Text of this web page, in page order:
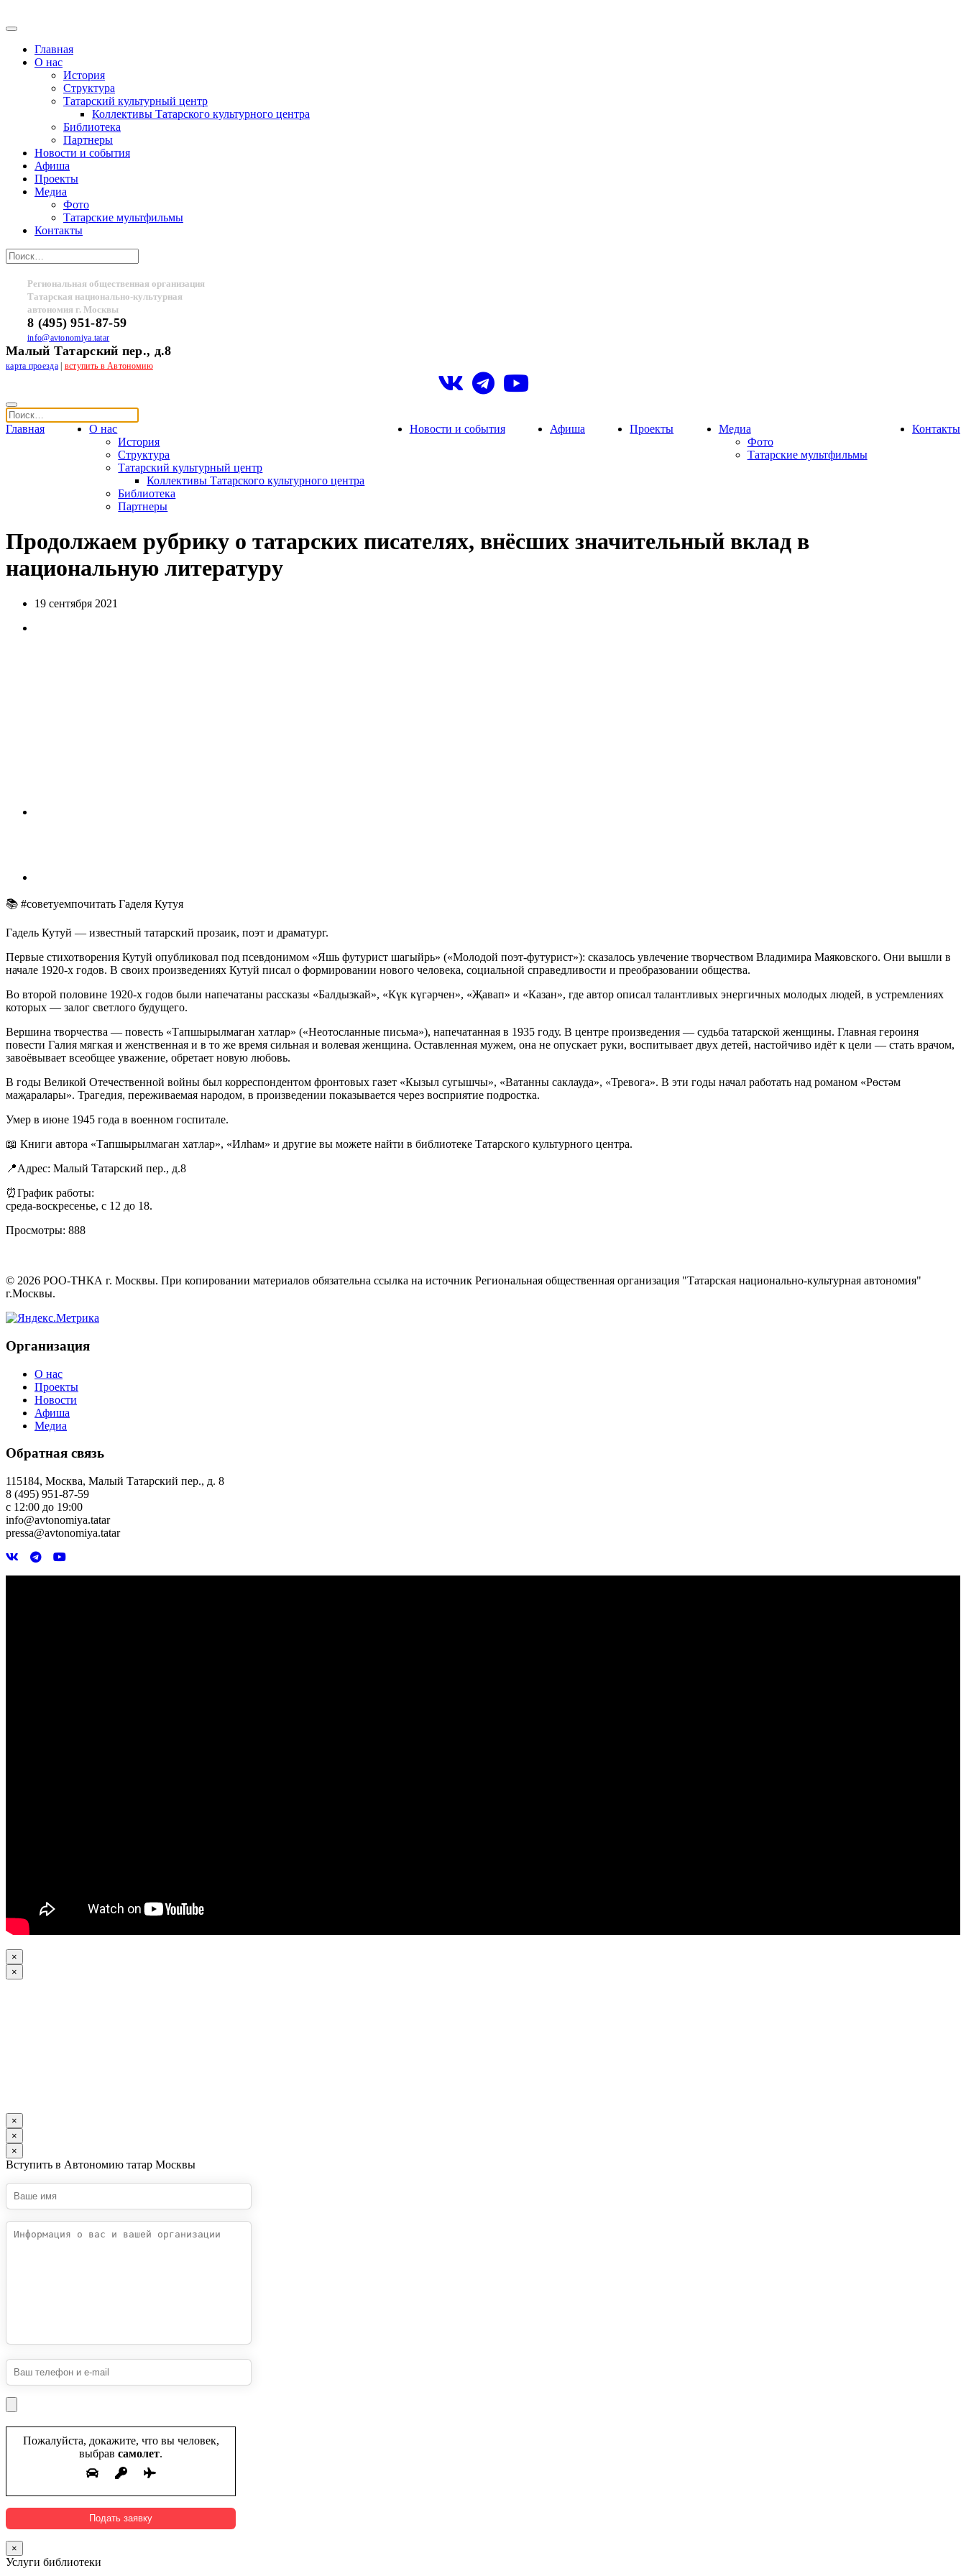
Главная
О нас
История
Структура
Татарский культурный центр
Коллективы Татарского культурного центра
Библиотека
Партнеры
Новости и события
Афиша
Проекты
Медиа
Фото
Татарские мультфильмы
Контакты
Региональная общественная организация
Татарская национально-культурная
автономия г. Москвы
8 (495) 951-87-59
info@avtonomiya.tatar
Малый Татарский пер., д.8
карта проезда| вступить в Автономию
Главная
О нас
История
Структура
Татарский культурный центр
Коллективы Татарского культурного центра
Библиотека
Партнеры
Новости и события Афиша Проекты
Медиа
Фото
Татарские мультфильмы
Контакты
Продолжаем рубрику о татарских писателях, внёсших значительный вклад в
национальную литературу
19 сентября 2021
📚 #советуемпочитать Гаделя Кутуя
Гадель Кутуй — известный татарский прозаик, поэт и драматург.
Первые стихотворения Кутуй опубликовал под псевдонимом «Яшь футурист шагыйрь» («Молодой поэт-футурист»): сказалось увлечение творчеством Владимира Маяковского. Они вышли в
начале 1920-х годов. В своих произведениях Кутуй писал о формировании нового человека, социальной справедливости и преобразовании общества.
Во второй половине 1920-х годов были напечатаны рассказы «Балдызкай», «Күк күгәрчен», «Җавап» и «Казан», где автор описал талантливых энергичных молодых людей, в устремлениях
которых — залог светлого будущего.
Вершина творчества — повесть «Тапшырылмаган хатлар» («Неотосланные письма»), напечатанная в 1935 году. В центре произведения — судьба татарской женщины. Главная героиня
повести Галия мягкая и женственная и в то же время сильная и волевая женщина. Оставленная мужем, она не опускает руки, воспитывает двух детей, настойчиво идёт к цели — стать врачом,
завоёвывает всеобщее уважение, обретает новую любовь.
В годы Великой Отечественной войны был корреспондентом фронтовых газет «Кызыл сугышчы», «Ватанны саклауда», «Тревога». В эти годы начал работать над романом «Рөстәм
маҗаралары». Трагедия, переживаемая народом, в произведении показывается через восприятие подростка.
Умер в июне 1945 года в военном госпитале.
📖 Книги автора «Тапшырылмаган хатлар», «Илһам» и другие вы можете найти в библиотеке Татарского культурного центра.
📍Адрес: Малый Татарский пер., д.8
⏰График работы:
среда-воскресенье, с 12 до 18.
Просмотры: 888
© 2026 РОО-ТНКА г. Москвы. При копировании материалов обязательна ссылка на источник Региональная общественная организация "Татарская национально-культурная автономия"
г.Москвы.
Организация
О нас
Проекты
Новости
Афиша
Медиа
Обратная связь
115184, Москва, Малый Татарский пер., д. 8
8 (495) 951-87-59
с 12:00 до 19:00
info@avtonomiya.tatar
pressa@avtonomiya.tatar
×
×
×
×
×
Вступить в Автономию татар Москвы
Пожалуйста, докажите, что вы человек,
выбрав самолет.
×
Услуги библиотеки